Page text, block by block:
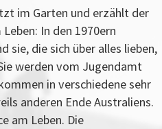
im Garten und erzählt der
In den 1970ern
sie, die sich über alles lieben,
werden vom Jugendamt
in verschiedene sehr
anderen Ende Australiens.
am Leben. Die